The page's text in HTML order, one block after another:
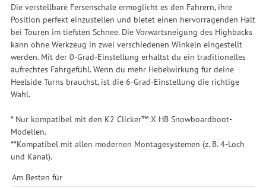
Die verstellbare Fersenschale ermöglicht es den Fahrern, ihre
Position perfekt einzustellen und bietet einen hervorragenden Halt
bei Touren im tiefsten Schnee. Die Vorwärtsneigung des Highbacks
kann ohne Werkzeug in zwei verschiedenen Winkeln eingestellt
werden. Mit der 0-Grad-Einstellung erhältst du ein traditionelles
aufrechtes Fahrgefühl. Wenn du mehr Hebelwirkung für deine
Heelside Turns brauchst, ist die 6-Grad-Einstellung die richtige
Wahl.
* Nur kompatibel mit den K2 Clicker™ X HB Snowboardboot-
Modellen.
**Kompatibel mit allen modernen Montagesystemen (z. B. 4-Loch
und Kanal).
Am Besten für